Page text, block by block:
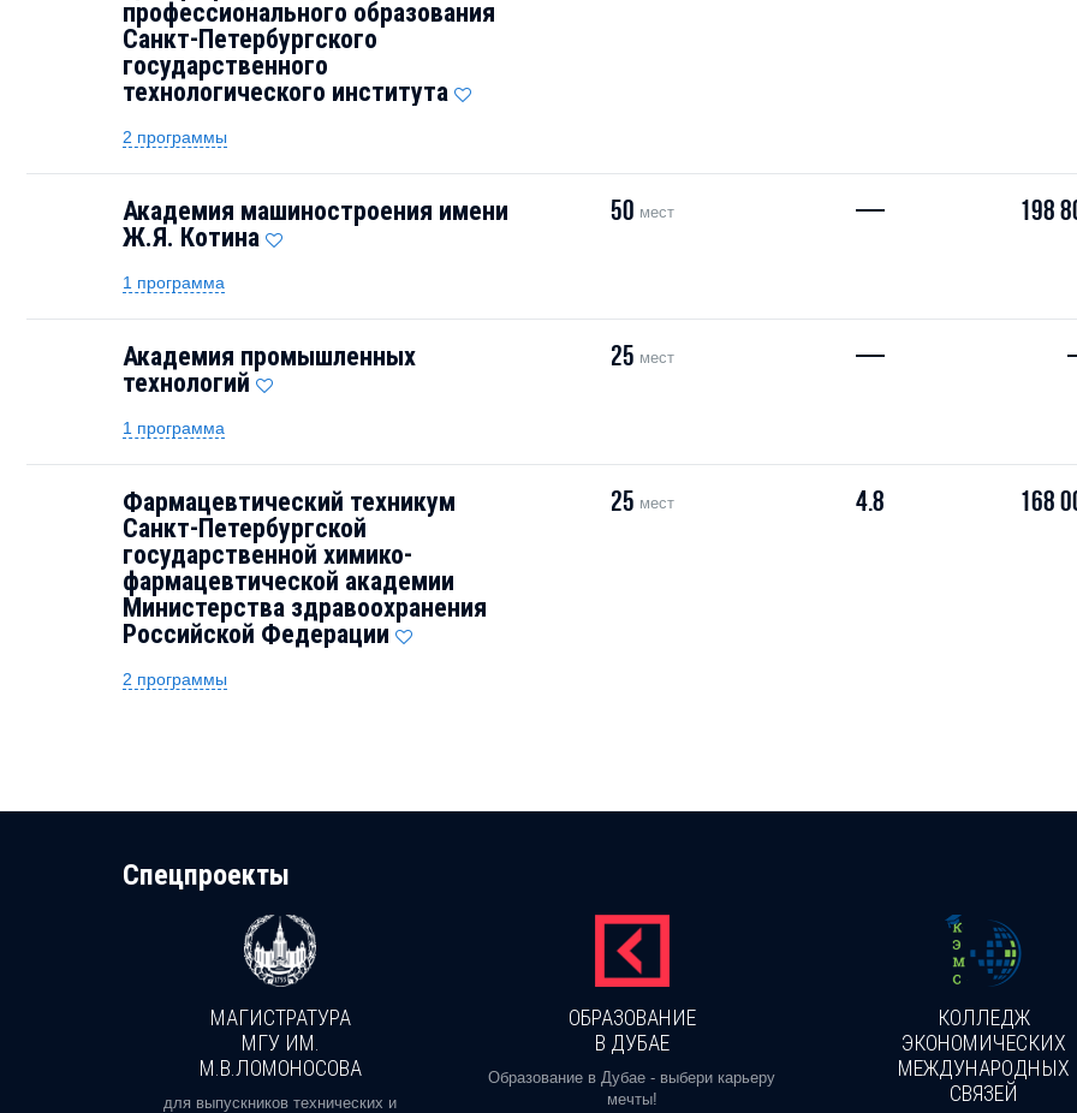
профессионального образования
Санкт-Петербургского
государственного
технологического института
2 программы
Академия машиностроения имени
Ж.Я. Котина
50 мест — 198
1 программа
Академия промышленных
технологий
25 мест —
1 программа
Фармацевтический техникум
Санкт-Петербургской
государственной химико-
фармацевтической академии
Министерства здравоохранения
Российской Федерации
25 мест 4.8 168
2 программы
Cпецпроекты
МАГИСТРАТУРА
МГУ ИМ.
М.В.ЛОМОНОСОВА
для выпускников технических и
ОБРАЗОВАНИЕ
В ДУБАЕ
Образование в Дубае - выбери карьеру
мечты!
КОЛЛЕДЖ
ЭКОНОМИЧЕСКИХ
МЕЖДУНАРОДНЫХ
СВЯЗЕЙ